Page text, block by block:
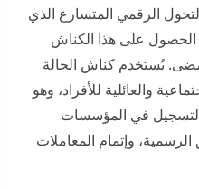
خلال عام 2026. مع التحول الرقمي المتسارع الذي
الحصول على هذا الكناش
يُستخدم كناش الحالة
والعائلية للأفراد، وهو
في المؤسسات
الرسمية، وإتمام المعاملات